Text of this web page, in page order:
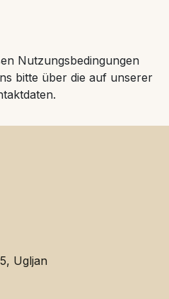
Nutzungsbedingungen
bitte über die auf unserer
Ugljan